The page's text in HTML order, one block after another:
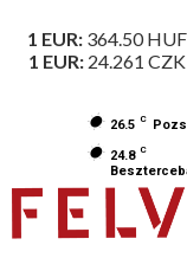
1 EUR: 364.50HUF
1 EUR: 24.261 CZK
26.5 C
24.8 C